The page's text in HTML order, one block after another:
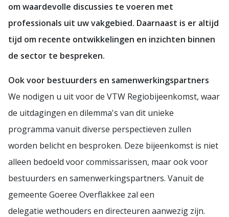
om waardevolle discussies te voeren met
professionals uit uw vakgebied. Daarnaast is er altijd
tijd om recente ontwikkelingen en inzichten binnen
de sector te bespreken.
Ook voor bestuurders en samenwerkingspartners
We nodigen u uit voor de VTW Regiobijeenkomst, waar
de uitdagingen en dilemma's van dit unieke
programma vanuit diverse perspectieven zullen
worden belicht en besproken. Deze bijeenkomst is niet
alleen bedoeld voor commissarissen, maar ook voor
bestuurders en samenwerkingspartners. Vanuit de
gemeente Goeree Overflakkee zal een
delegatie wethouders en directeuren aanwezig zijn.